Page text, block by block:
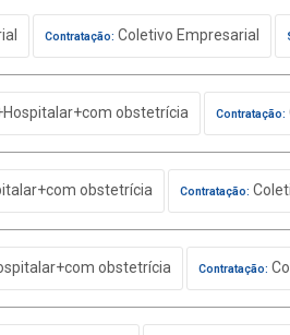
Contratação: Coletivo Empresarial
obstetrícia Contratação:
obstetrícia Contratação:
obstetrícia Contratação: